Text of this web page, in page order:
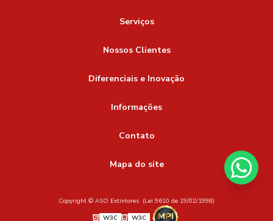
Serviços
Nossos Clientes
Diferenciais e Inovação
Informações
Contato
Mapa do site
Copyright © ASO Extintores. (Lei 9610 de 19/02/1998)
W3C
W3C